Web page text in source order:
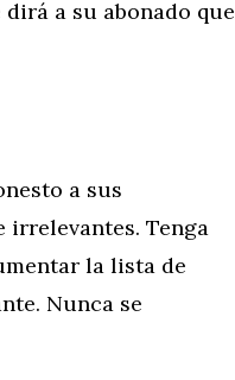
a su abonado que
a sus
irrelevantes. Tenga
la lista de
Nunca se